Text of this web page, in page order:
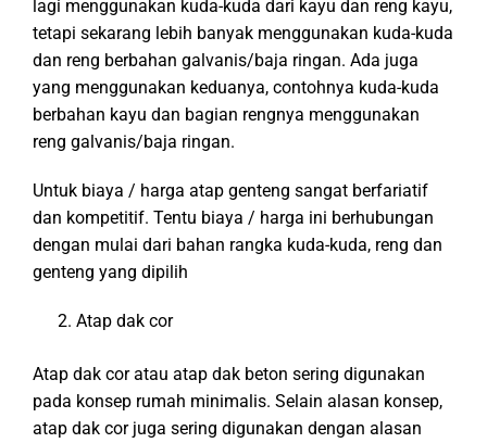
lagi menggunakan kuda-kuda dari kayu dan reng kayu,
tetapi sekarang lebih banyak menggunakan kuda-kuda
dan reng berbahan galvanis/baja ringan. Ada juga
yang menggunakan keduanya, contohnya kuda-kuda
berbahan kayu dan bagian rengnya menggunakan
reng galvanis/baja ringan.
Untuk biaya / harga atap genteng sangat berfariatif
dan kompetitif. Tentu biaya / harga ini berhubungan
dengan mulai dari bahan rangka kuda-kuda, reng dan
genteng yang dipilih
Atap dak cor
Atap dak cor atau atap dak beton sering digunakan
pada konsep rumah minimalis. Selain alasan konsep,
atap dak cor juga sering digunakan dengan alasan